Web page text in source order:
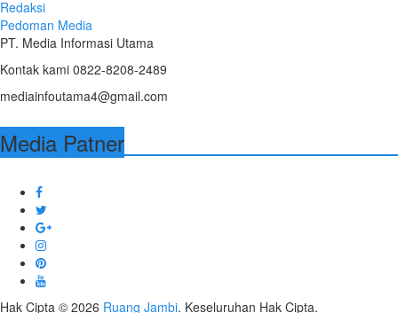
Redaksi
Pedoman Media
PT. Media Informasi Utama
Kontak kami 0822-8208-2489
mediainfoutama4@gmail.com
Media Patner
Hak Cipta © 2026 Ruang Jambi. Keseluruhan Hak Cipta.